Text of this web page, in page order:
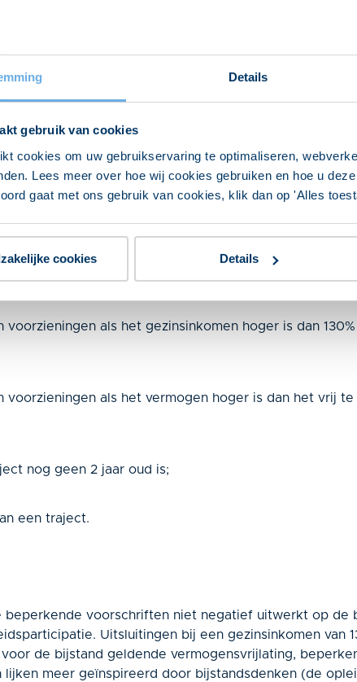
Details
gebruik van cookies
cookies om uw gebruikservaring te optimaliseren,
Lees meer over hoe wij cookies gebruiken en hoe u
gaat met ons gebruik van cookies, klik dan op 'Alles
cookies Details
bedrag voor de voorziening (de maxima liggen vaak
subsidieplafond noemen: is dit plafond
afstand tot de arbeidsmarkt komen in aanmerking voor
voor de arbeidsmarkt (bijvoorbeeld minimaal
als het gezinsinkomen hoger is dan
voorzieningen als het vermogen hoger is dan het vrij te
nog geen 2 jaar oud is;
een traject.
beperkende voorschriften niet negatief uitwerkt op de
Uitsluitingen bij een gezinsinkomen van
de bijstand geldende vermogensvrijlating,
meer geïnspireerd door bijstandsdenken (de